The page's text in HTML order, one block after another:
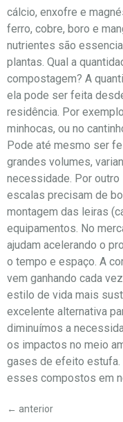
cálcio, enxofre e
ferro, cobre, boro e
nutrientes são
plantas. Qual a
compostagem? A
ela pode ser feita
residência. Por
minhocas, ou no
Pode até mesmo ser
grandes volumes,
necessidade. Por
escalas precisam de
montagem das leiras
equipamentos. No
ajudam acelerando o
o tempo e espaço. A
vem ganhando cada
estilo de vida mais
excelente alternativa
diminuímos a
os impactos no meio
gases de efeito
esses compostos em
← anterior